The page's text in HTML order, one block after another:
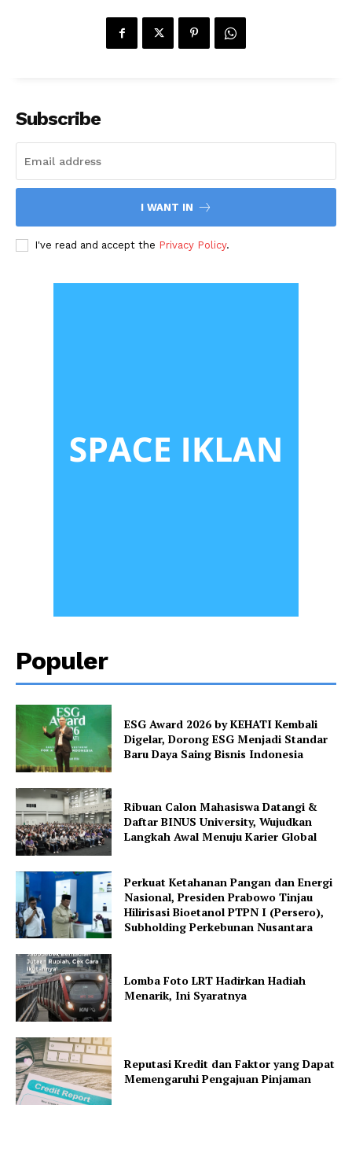
Subscribe
I WANT IN
I've read and accept the Privacy Policy.
Populer
ESG Award 2026 by KEHATI Kembali
Digelar, Dorong ESG Menjadi Standar
Baru Daya Saing Bisnis Indonesia
Ribuan Calon Mahasiswa Datangi &
Daftar BINUS University, Wujudkan
Langkah Awal Menuju Karier Global
Perkuat Ketahanan Pangan dan Energi
Nasional, Presiden Prabowo Tinjau
Hilirisasi Bioetanol PTPN I (Persero),
Subholding Perkebunan Nusantara
Lomba Foto LRT Hadirkan Hadiah
Menarik, Ini Syaratnya
Reputasi Kredit dan Faktor yang Dapat
Memengaruhi Pengajuan Pinjaman